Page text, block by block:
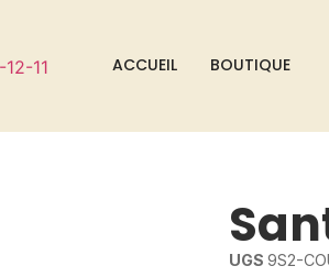
ACCUEIL BOUTIQUE
UGS9S2-